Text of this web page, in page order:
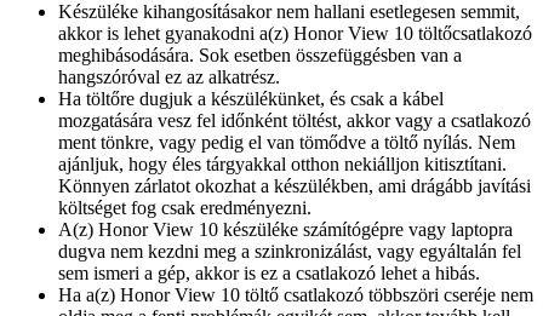
Készüléke kihangosításakor nem hallani esetlegesen semmit,
akkor is lehet gyanakodni a(z) Honor View 10 töltőcsatlakozó
meghibásodására. Sok esetben összefüggésben van a
hangszóróval ez az alkatrész.
Ha töltőre dugjuk a készülékünket, és csak a kábel
mozgatására vesz fel időnként töltést, akkor vagy a csatlakozó
ment tönkre, vagy pedig el van tömődve a töltő nyílás. Nem
ajánljuk, hogy éles tárgyakkal otthon nekiálljon kitisztítani.
Könnyen zárlatot okozhat a készülékben, ami drágább javítási
költséget fog csak eredményezni.
A(z) Honor View 10 készüléke számítógépre vagy laptopra
dugva nem kezdni meg a szinkronizálást, vagy egyáltalán fel
sem ismeri a gép, akkor is ez a csatlakozó lehet a hibás.
Ha a(z) Honor View 10 töltő csatlakozó többszöri cseréje nem